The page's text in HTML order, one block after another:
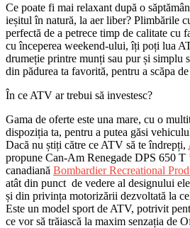
Ce poate fi mai relaxant după o
ieșitul în natură, la aer liber? Plimbările
perfectă de a petrece timp de calitate cu
cu începerea weekend-ului, îți poți lua
drumeție printre munți sau pur și simplu
din pădurea ta favorită, pentru a scăpa
În ce ATV ar trebui să investesc?
Gama de oferte este una mare, cu o
dispoziția ta, pentru a putea găsi
Dacă nu știți către ce ATV să te îndrepți,
propune Can-Am Renegade DPS 650 T
canadiană Bombardier Recreational
atât din punct de vedere al designului
și din privința motorizării dezvoltată la
Este un model sport de ATV, potrivit
ce vor să trăiască la maxim senzația de